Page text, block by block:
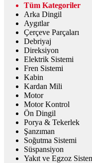
Tüm Kategoriler
Arka Dingil
Aygıtlar
Çerçeve Parçaları
Debriyaj
Direksiyon
Elektrik Sistemi
Fren Sistemi
Kabin
Kardan Mili
Motor
Motor Kontrol
Ön Dingil
Porya & Tekerlek
Şanzıman
Soğutma Sistemi
Süspansiyon
Yakıt ve Egzoz